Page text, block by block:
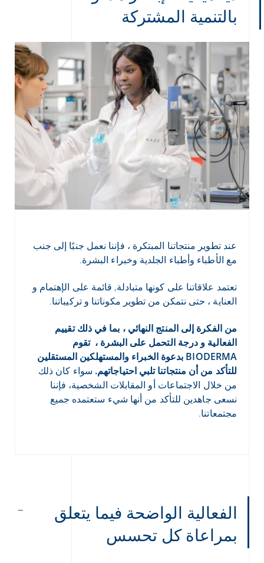
بالتنمية المشتركة
عند تطوير منتجاتنا المبتكرة ، فإننا نعمل جنبًا إلى جنب
مع الأطباء وأطباء الجلدية وخبراء البشرة.
تعتمد علاقاتنا على كونها متبادلة, قائمة على الإهتمام و
العناية ، حتى نتمكن من تطوير مكوناتنا و تركيباتنا.
من الفكرة إلى المنتج النهائي ، بما في ذلك تقييم
الفعالية و درجة التحمل على البشرة ، تقوم
BIODERMA بدعوة الخبراء والمستهلكين المستقلين
للتأكد من أن منتجاتنا تلبي احتياجاتهم. سواء كان ذلك
من خلال الاجتماعات أو المقابلات الشخصية، فإننا
نسعى جاهدين للتأكد من أنها شيء ستعتمده جميع
مجتمعاتنا.
الفعالية الواضحة فيما يتعلق
بمراعاة كل تحسس